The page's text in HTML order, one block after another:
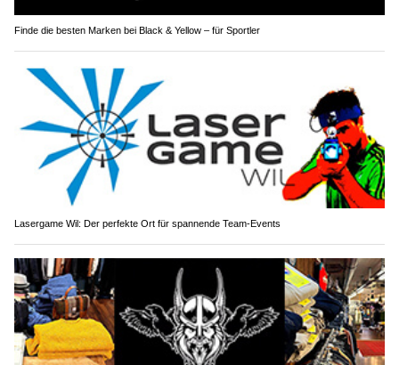
Finde die besten Marken bei Black & Yellow – für Sportler
Lasergame Wil: Der perfekte Ort für spannende Team-Events